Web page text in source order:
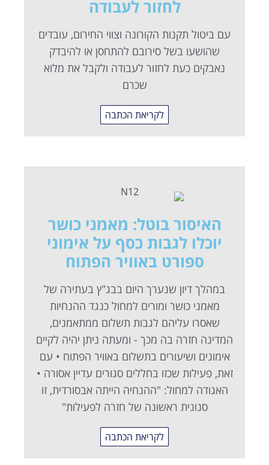
לחזור לעבודה
עם ביטול תקנות הקורונה וצווי החירום, עובדים
שהושעו בשל סירובם להתחסן או להיבדק
נאבקים כעת לחזור לעבודה ולקבל את מלוא
שכרם
לקריאת הכתבה
האיסור בוטל: מאמני כושר
יוכלו לגבות כסף על אימוני
ספורט באוויר הפתוח
במהלך דיון שנערך היום בבג"ץ בעתירה של
מאמני כושר ומורים למחול כנגד ההנחיות
שאסרו עליהם לגבות תשלום ממתאמנים,
המדינה חזרה בה מכך - ומעתה ניתן יהיה לקיים
אימונים ושיעורים בתשלום באוויר הפתוח • עם
זאת, פעילות שכזו בחללים סגורים עדיין אסורה •
האגודה למחול: "ההנחיה הייתה אבסורדית, זו
סנונית ראשונה של חזרה לפעילות"
לקריאת הכתבה